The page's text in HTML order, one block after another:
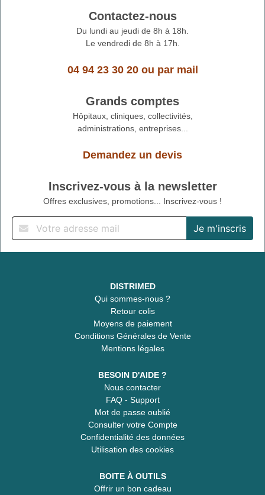
Contactez-nous
Du lundi au jeudi de 8h à 18h.
Le vendredi de 8h à 17h.
04 94 23 30 20ou par mail
Grands comptes
Hôpitaux, cliniques, collectivités,
administrations, entreprises...
Demandez un devis
Inscrivez-vous à la newsletter
Offres exclusives, promotions... Inscrivez-vous !
DISTRIMED
Qui sommes-nous ?
Retour colis
Moyens de paiement
Conditions Générales de Vente
Mentions légales
BESOIN D'AIDE ?
Nous contacter
FAQ - Support
Mot de passe oublié
Consulter votre Compte
Confidentialité des données
Utilisation des cookies
BOITE À OUTILS
Offrir un bon cadeau